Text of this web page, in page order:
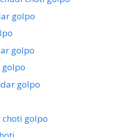
golpo
golpo
golpo
golpo
choti golpo